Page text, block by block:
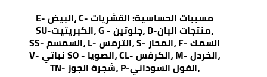
مسببات الحساسية: القشريات -C ،البيض -E
،منتجات البان-D ،جلوتين - G ،الكبريتيت-SU
السمك -F ،المحار -S ،الترمس -L ،السمسم -SS
،الخردل -M ،الكرفس -CL ،الصويا - SO نباتي -V
،الفول السوداني-P ،شجرة الجوز -TN